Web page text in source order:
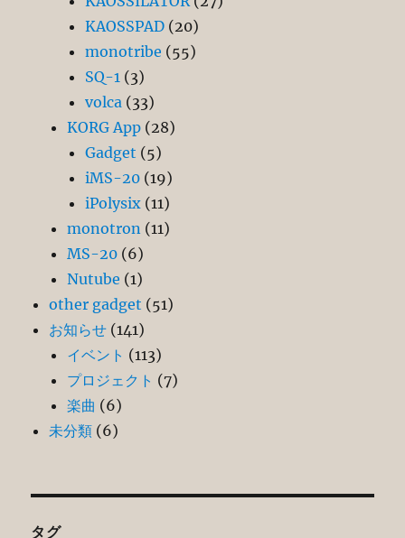
KAOSSPAD (20)
monotribe (55)
SQ-1 (3)
volca (33)
KORG App (28)
Gadget (5)
iMS-20 (19)
iPolysix (11)
monotron (11)
MS-20 (6)
Nutube (1)
other gadget (51)
お知らせ (141)
イベント (113)
プロジェクト (7)
楽曲 (6)
未分類 (6)
タグ